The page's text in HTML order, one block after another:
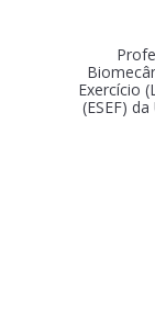
Exercício
(ESEF)